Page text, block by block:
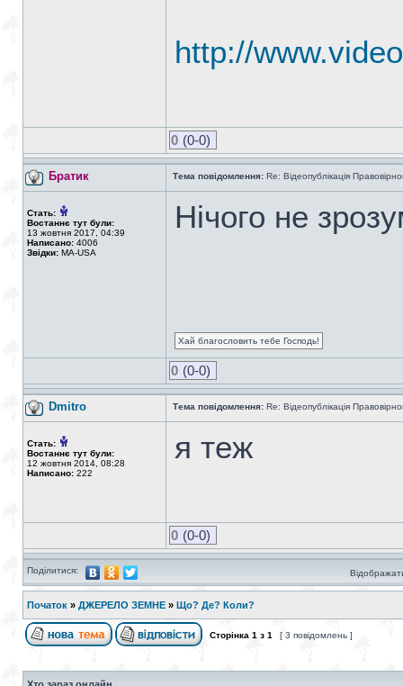
http://
0 (0-0)
Братик Тема повідомлення: Re: Відеопублікація
Стать:
Востаннє тут були:
13 жовтня 2017, 04:39
Написано: 4006
Звідки: MA-USA
Нічого не
Хай благословить тебе Господь!
0 (0-0)
Dmitro Тема повідомлення: Re: Відеопублікація
Стать:
Востаннє тут були:
12 жовтня 2014, 08:28
Написано: 222
я теж
0 (0-0)
Поділитися:
Початок » ДЖЕРЕЛО ЗЕМНЕ » Що? Де? Коли?
Сторінка 1 з 1 [ 3 повідомлень ]